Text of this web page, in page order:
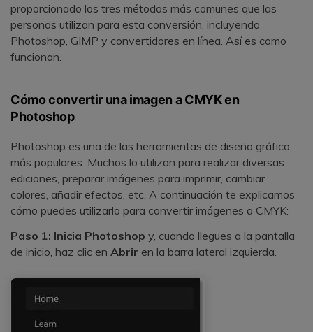
proporcionado los tres métodos más comunes que las
personas utilizan para esta conversión, incluyendo
Photoshop, GIMP y convertidores en línea. Así es como
funcionan.
Cómo convertir una imagen a CMYK en
Photoshop
Photoshop es una de las herramientas de diseño gráfico
más populares. Muchos lo utilizan para realizar diversas
ediciones, preparar imágenes para imprimir, cambiar
colores, añadir efectos, etc. A continuación te explicamos
cómo puedes utilizarlo para convertir imágenes a CMYK:
Paso 1: Inicia Photoshop y, cuando llegues a la pantalla
de inicio, haz clic en Abrir en la barra lateral izquierda.